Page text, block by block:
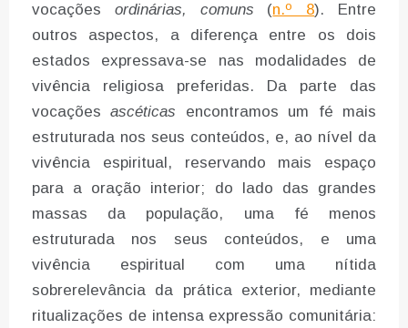
vocações ordinárias, comuns (n.º 8). Entre
outros aspectos, a diferença entre os dois
estados expressava-se nas modalidades de
vivência religiosa preferidas. Da parte das
vocaçõesascéticas encontramos um fé mais
estruturada nos seus conteúdos, e, ao nível da
vivência espiritual, reservando mais espaço
para a oração interior; do lado das grandes
massas da população, uma fé menos
estruturada nos seus conteúdos, e uma
vivência espiritual com uma nítida
sobrerelevância da prática exterior, mediante
ritualizações de intensa expressão comunitária: